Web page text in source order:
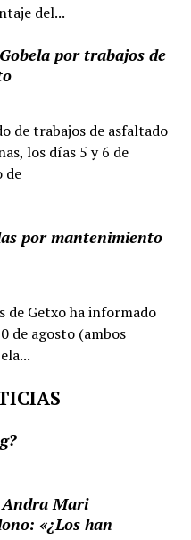
del...
por trabajos de
de trabajos de asfaltado
los días 5 y 6 de
de
por mantenimiento
de Getxo ha informado
de agosto (ambos
Andra Mari
«¿Los han